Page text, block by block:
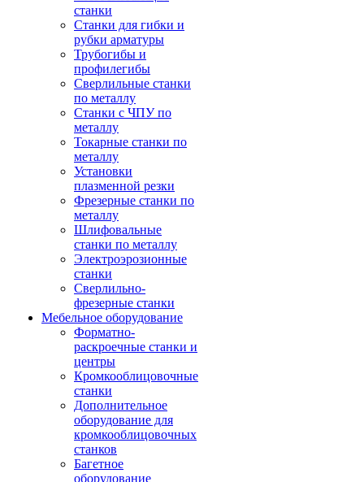
станки
Станки для гибки и
рубки арматуры
Трубогибы и
профилегибы
Сверлильные станки
по металлу
Станки с ЧПУ по
металлу
Токарные станки по
металлу
Установки
плазменной резки
Фрезерные станки по
металлу
Шлифовальные
станки по металлу
Электроэрозионные
станки
Сверлильно-
фрезерные станки
Мебельное оборудование
Форматно-
раскроечные станки и
центры
Кромкооблицовочные
станки
Дополнительное
оборудование для
кромкооблицовочных
станков
Багетное
оборудование